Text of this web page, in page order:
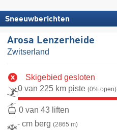
Sneeuwberichten
Arosa Lenzerheide
Zwitserland
Skigebied gesloten
0 van 225 km piste (0% open)
0 van 43 liften
- cm berg (2865 m)